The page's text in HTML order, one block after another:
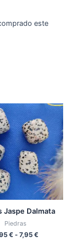
este
Jaspe Dalmata
Piedras
€ - 7,95€
Rango
precios:
desde
3,95 €
hasta
7,95 €
Este
Las